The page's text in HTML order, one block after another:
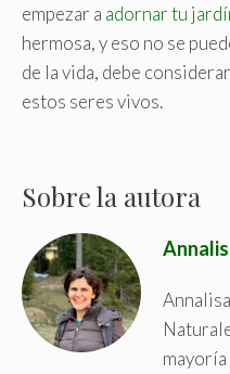
empezar a adornar tu
hermosa, y eso no se
de la vida, debe
estos seres vivos.
Sobre la autora